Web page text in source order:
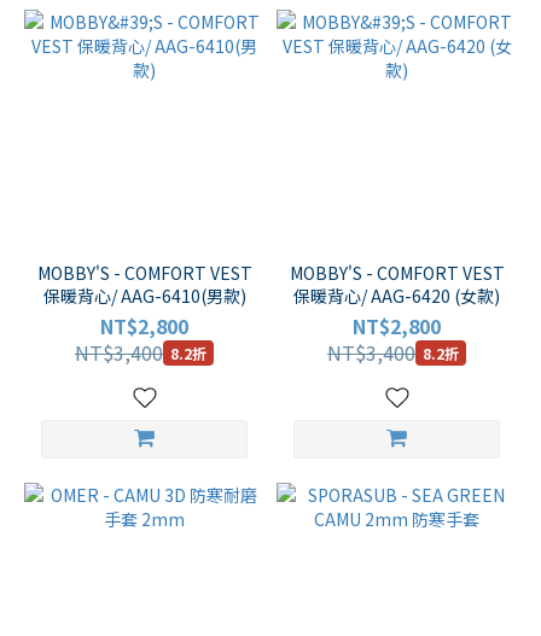
MOBBY'S - COMFORT VEST
保暖背心/ AAG-6410(男款)
NT$2,800
NT$3,400 8.2折
MOBBY'S - COMFORT VEST
保暖背心/ AAG-6420 (女款)
NT$2,800
NT$3,400 8.2折